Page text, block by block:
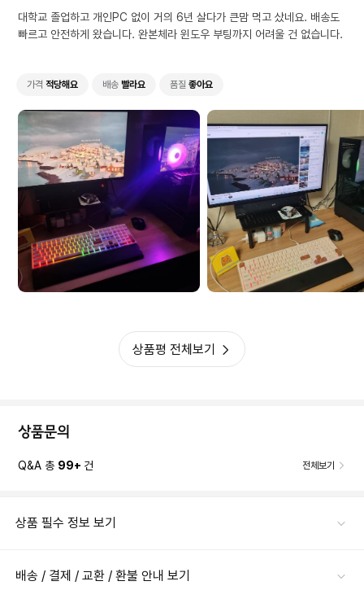
대학교 졸업하고 개인PC 없이 거의 6년 살다가 큰맘 먹고 샀네요. 배송도
빠르고 안전하게 왔습니다. 완본체라 윈도우 부팅까지 어려울 건 없습니다.
지 알겠네요. 불꺼놓고 있으니 영롱합니다. 기스 날까봐 조심하게 되네요.
붉은사막 기대하고있는 터라 얼른 겜 돌려보고싶네요. 잘 돌아갔으면 좋겠
습니다.
가격 적당해요 배송 빨라요 품질 좋아요
상품평 전체보기
상품문의
Q&A 총 99+ 건 전체보기
상품 필수 정보 보기
배송 / 결제 / 교환 / 환불 안내 보기